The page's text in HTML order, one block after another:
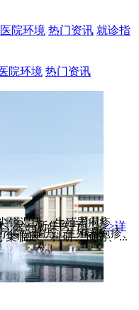
医院环境 热门资讯 就诊指
院环境 热门资讯
锐湿疣，生殖器疱疹，
是一所集医疗，...>>详
尖锐湿疣、生殖器疱疹、
集临床、科研、预防、...